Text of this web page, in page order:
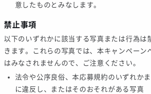
意したものとみなします。
禁止事項
以下のいずれかに該当する写真または行為は
きます。これらの写真では、本キャンペーン
はみなされませんので、ご注意ください。
法令や公序良俗、本応募規約のいずれか
に違反し、またはそのおそれがある写真